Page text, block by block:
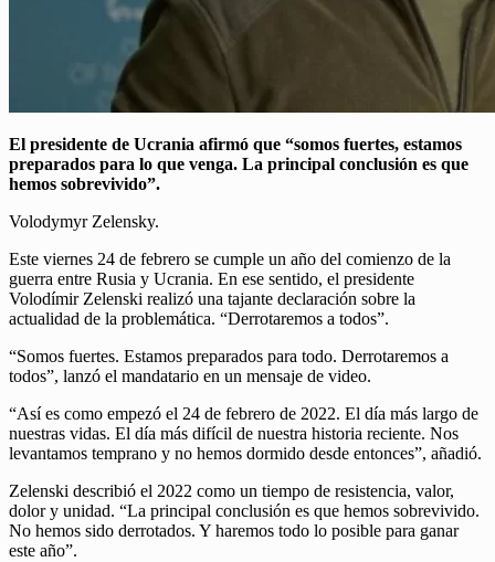
El presidente de Ucrania afirmó que “somos fuertes, estamos
preparados para lo que venga. La principal conclusión es que
hemos sobrevivido”.
Volodymyr Zelensky.
Este viernes 24 de febrero se cumple un año del comienzo de la
guerra entre Rusia y Ucrania. En ese sentido, el presidente
Volodímir Zelenski realizó una tajante declaración sobre la
actualidad de la problemática. “Derrotaremos a todos”.
“Somos fuertes. Estamos preparados para todo. Derrotaremos a
todos”, lanzó el mandatario en un mensaje de video.
“Así es como empezó el 24 de febrero de 2022. El día más largo de
nuestras vidas. El día más difícil de nuestra historia reciente. Nos
levantamos temprano y no hemos dormido desde entonces”, añadió.
Zelenski describió el 2022 como un tiempo de resistencia, valor,
dolor y unidad. “La principal conclusión es que hemos sobrevivido.
No hemos sido derrotados. Y haremos todo lo posible para ganar
este año”.